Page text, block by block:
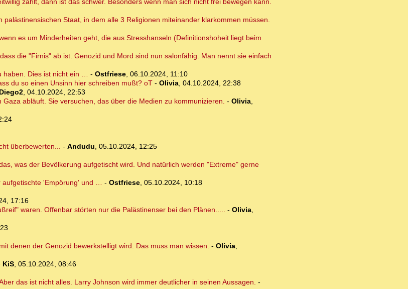
zahlt, dann ist das schwer. Besonders wenn man sich nicht frei bewegen kann.
Staat, in dem alle 3 Religionen miteinander klarkommen müssen.
es um Minderheiten geht, die aus Stresshanseln (Definitionshoheit liegt beim
die "Firnis" ab ist. Genozid und Mord sind nun salonfähig. Man nennt sie einfach
haben. Dies ist nicht ein … - Ostfriese, 06.10.2024, 11:10
du so einen Unsinn hier schreiben mußt? oT- Olivia, 04.10.2024, 22:38
Diego2, 04.10.2024, 22:53
abläuft. Sie versuchen, das über die Medien zu kommunizieren. - Olivia,
überbewerten... - Andudu, 05.10.2024, 12:25
was der Bevölkerung aufgetischt wird. Und natürlich werden "Extreme" gerne
aufgetischte 'Empörung' und … - Ostfriese, 05.10.2024, 10:18
17:16
waren. Offenbar störten nur die Palästinenser bei den Plänen..... - Olivia,
denen der Genozid bewerkstelligt wird. Das muss man wissen. - Olivia,
KiS, 05.10.2024, 08:46
das ist nicht alles. Larry Johnson wird immer deutlicher in seinen Aussagen. -